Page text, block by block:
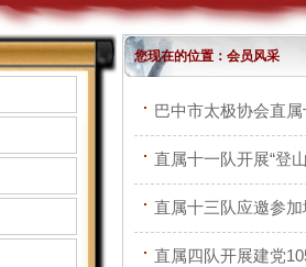
您现在的位置：会员风采
巴中市太极协会直
直属十一队开展“登
直属十三队应邀参加
直属四队开展建党